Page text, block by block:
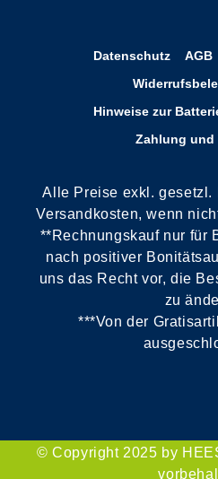
Datenschutz AGB
Hinweise zur
Zahlung und
Alle Preise exkl. gesetzl.
Versandkosten, wenn
**Rechnungskauf nur für
nach positiver
uns das Recht vor, die
zu
***Von der
© Copyright 2025 by